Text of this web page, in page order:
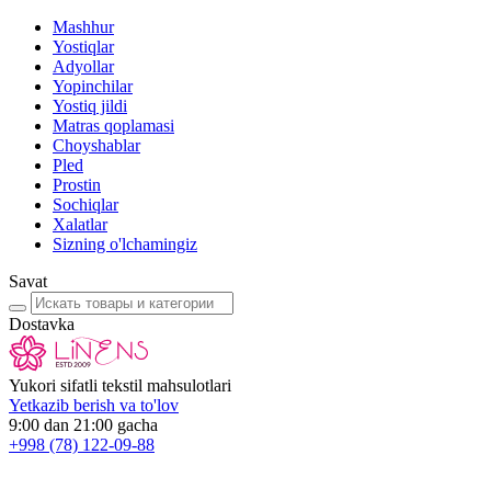
Mashhur
Yostiqlar
Adyollar
Yopinchilar
Yostiq jildi
Matras qoplamasi
Choyshablar
Pled
Prostin
Sochiqlar
Xalatlar
Sizning o'lchamingiz
Savat
Dostavka
Yukori sifatli tekstil mahsulotlari
Yetkazib berish va to'lov
9:00 dan 21:00 gacha
+998 (78) 122-09-88